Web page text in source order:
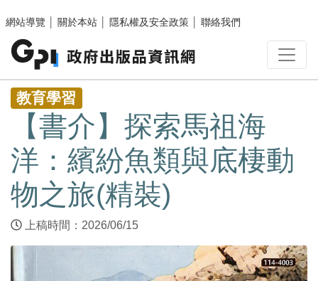
網站導覽
關於本站 隱私權及安全政策 聯絡我們
:::
教育學習
【書介】探索馬祖海
洋：繽紛魚類與底棲動
物之旅(精裝)
上稿時間：2026/06/15